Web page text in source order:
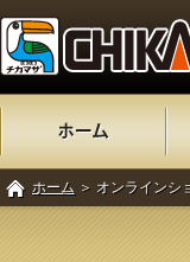
ホーム ＞ オンラインシ